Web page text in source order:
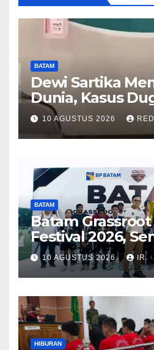
BATAM
Dewi Sartika
Dunia, Kasus
Malpraktik RS
Memasuki Babak
10 AGUSTUS 2026
BATAM
Batam
Festival 2026,
Tiket Ajang
10 AGUSTUS 2026 IR
HIBURAN